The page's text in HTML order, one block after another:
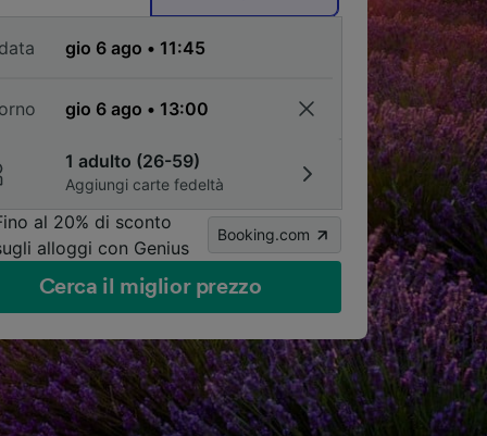
1 adulto (26-59)
Aggiungi carte fedeltà
al 20% di sconto
alloggi con Genius
Booking.com
Cerca il miglior prezzo